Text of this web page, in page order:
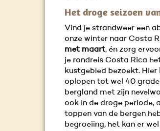
Het droge seizoen
Vind je strandweer een
onze winter naar Costa
met maart, én zorg
je rondreis Costa Rica
kustgebied bezoekt.
oplopen tot wel 40
bergland met zijn
ook in de droge periode,
toppen van de bergen
begroeiing, het kan er